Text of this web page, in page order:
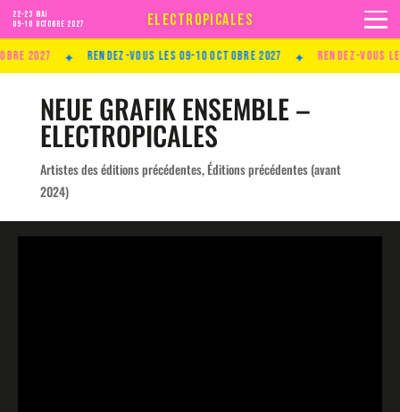
22-23 MAI
09-10 Octobre 2027
ELECTROPICALES
2027 ✦ Rendez-vous les 09-10 Octobre 2027 ✦ Rendez-vous les
NEUE GRAFIK ENSEMBLE –
ELECTROPICALES
Artistes des éditions précédentes,Éditions précédentes (avant
2024)